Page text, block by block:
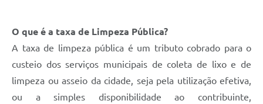
O que é a taxa de Limpeza Pública?
A taxa de limpeza pública é um tributo cobrado para o
custeio dos serviços municipais de coleta de lixo e de
limpeza ou asseio da cidade, seja pela utilização efetiva,
ou a simples disponibilidade ao contribuinte,